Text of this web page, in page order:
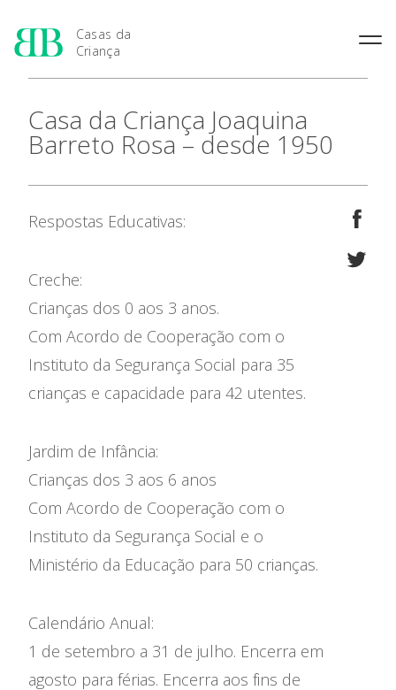
Casas da
Criança
Apresentação
Criança
Pensamento Pedagógico de
Bissaya Barreto
Natureza e fins pedagógicos
Princípios Educativos Gerais
As 7 Casas da Criança
Joaquina Barreto Rosa
Maria do Resgate Salazar
Maria Leonor Anjos Diniz
Admissão
Período de Inscrição
Contactos
Notícias
Casa da Criança Joaquina
Barreto Rosa – desde 1950
Respostas Educativas:
Creche:
Crianças dos 0 aos 3 anos.
Com Acordo de Cooperação com o
Instituto da Segurança Social para 35
crianças e capacidade para 42 utentes.
Jardim de Infância:
Crianças dos 3 aos 6 anos
Com Acordo de Cooperação com o
Instituto da Segurança Social e o
Ministério da Educação para 50 crianças.
Calendário Anual:
1 de setembro a 31 de julho. Encerra em
agosto para férias. Encerra aos fins de